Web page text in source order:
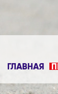
ГЛАВНАЯ